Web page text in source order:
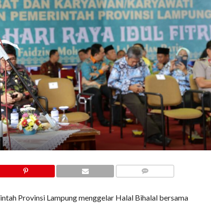
Provinsi Lampung menggelar Halal Bihalal bersama